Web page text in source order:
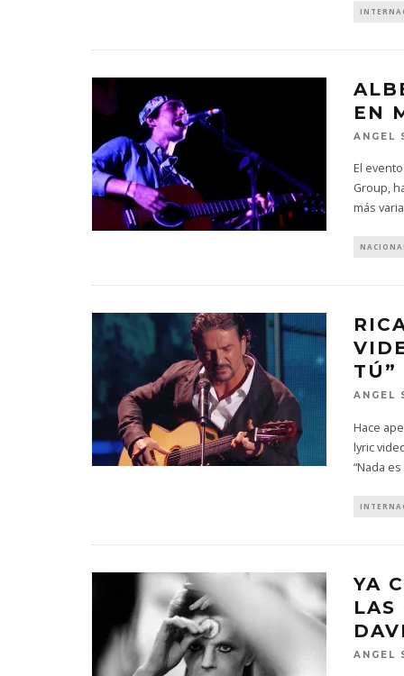
EN
ANGEL
El
Group,
más
TÚ”
ANGEL
Hace
lyric
“Nada
YA
LAS
ANGEL